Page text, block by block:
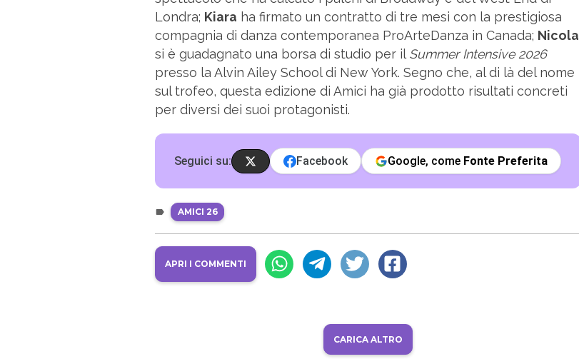
Londra; Kiara ha firmato un contratto di tre mesi con la prestigiosa
compagnia di danza contemporanea ProArteDanza in Canada; Nicola
si è guadagnato una borsa di studio per il Summer Intensive 2026
presso la Alvin Ailey School di New York. Segno che, al di là del nome
sul trofeo, questa edizione di Amici ha già prodotto risultati concreti
per diversi dei suoi protagonisti.
Seguici su: Facebook Google, come Fonte Preferita
AMICI 26
APRI I COMMENTI
CARICA ALTRO